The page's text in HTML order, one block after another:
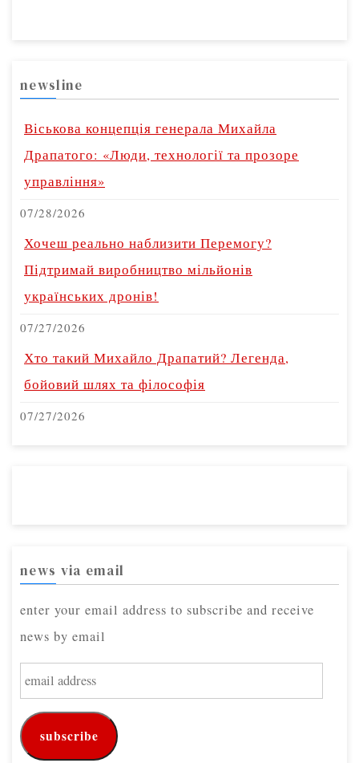
newsline
Віськова концепція генерала Михайла
Драпатого: «Люди, технології та прозоре
управління»
07/28/2026
Хочеш реально наблизити Перемогу?
Підтримай виробництво мільйонів
українських дронів!
07/27/2026
Хто такий Михайло Драпатий? Легенда,
бойовий шлях та філософія
07/27/2026
news via email
enter your email address to subscribe and receive
news by email
m
a
i
subscribe